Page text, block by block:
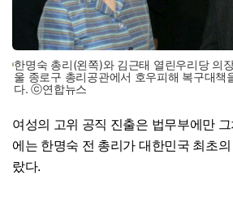
한명숙 총리(왼쪽)와 김근태 열린우리당 의
울 종로구 총리공관에서 호우피해 복구대책
다. ⓒ연합뉴스
여성의 고위 공직 진출은 법무부에만
에는 한명숙 전 총리가 대한민국 최초
랐다.